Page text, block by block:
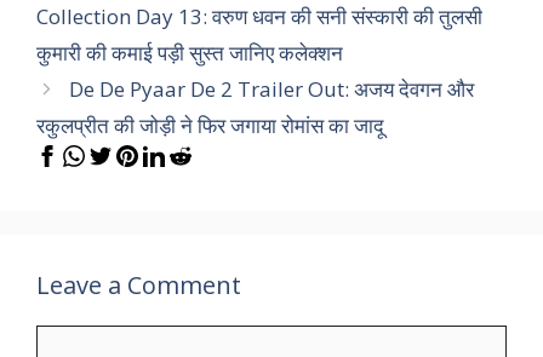
Collection Day 13: वरुण धवन की सनी संस्कारी की तुलसी
कुमारी की कमाई पड़ी सुस्त जानिए कलेक्शन
De De Pyaar De 2 Trailer Out: अजय देवगन और
रकुलप्रीत की जोड़ी ने फिर जगाया रोमांस का जादू
Leave a Comment